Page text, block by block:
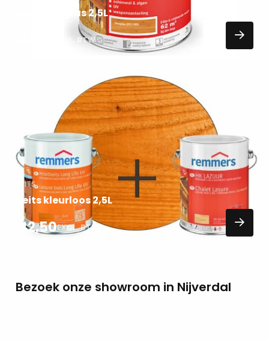
Beits douglas 2,5L
EXCL. BTW
BEITS
Beits kleurloos 2,5L
42,50EXCL. BTW
Bezoek onze showroom in Nijverdal